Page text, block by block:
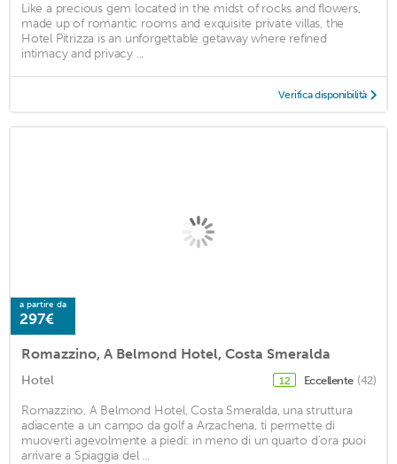
Like a precious gem located in the midst of rocks and flowers,
made up of romantic rooms and exquisite private villas, the
Hotel Pitrizza is an unforgettable getaway where refined
intimacy and privacy ...
Verifica disponibilità
a partire da
297€
Romazzino, A Belmond Hotel, Costa Smeralda
Hotel 12 Eccellente (42)
Romazzino, A Belmond Hotel, Costa Smeralda, una struttura
adiacente a un campo da golf a Arzachena, ti permette di
muoverti agevolmente a piedi: in meno di un quarto d'ora puoi
arrivare a Spiaggia del ...